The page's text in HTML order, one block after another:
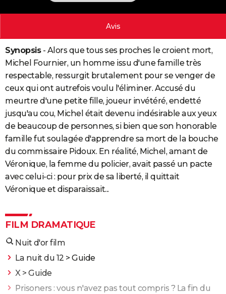
PHOTO
BONS PLANS
CARTE DE VOEUX
Carte de Noël
Carte Bonne année
Carte Saint-Valentin
Carte Pâques
Carte d'anniversaire
DICTIONNAIRE
Dictionnaire
Biographies
Citations
Expressions
Proverbes
PROGRAMME TV
COPAINS D'AVANT
S'inscrire
Se connecter
Lycées
Collèges
Primaires
Universités
Entreprises
Service militaire
Avis de recherche
AVIS DE DÉCÈS
FORUM
Bricolage
Lifestyle
Culture
Sport
Auto
Television
Voyage
Cinema
Avis
Synopsis- Alors que tous ses proches le croient mort,
Michel Fournier, un homme issu d'une famille très
respectable, ressurgit brutalement pour se venger de
ceux qui ont autrefois voulu l'éliminer. Accusé du
meurtre d'une petite fille, joueur invétéré, endetté
jusqu'au cou, Michel était devenu indésirable aux yeux
de beaucoup de personnes, si bien que son honorable
famille fut soulagée d'apprendre sa mort de la bouche
du commissaire Pidoux. En réalité, Michel, amant de
Véronique, la femme du policier, avait passé un pacte
avec celui-ci : pour prix de sa liberté, il quittait
Véronique et disparaissait...
FILM DRAMATIQUE
Nuit d'or film
La nuit du 12 > Guide
X> Guide
Prisoners : vous n'avez pas tout compris ? La fin du